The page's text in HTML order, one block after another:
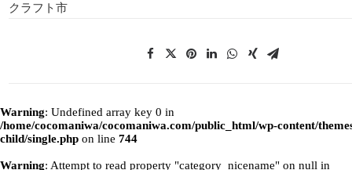
クラフト市
Warning: Undefined array key 0 in
/home/cocomaniwa/cocomaniwa.com/public_html/wp-content/
child/single.php on line 744
Warning: Attempt to read property "category_nicename" on null in